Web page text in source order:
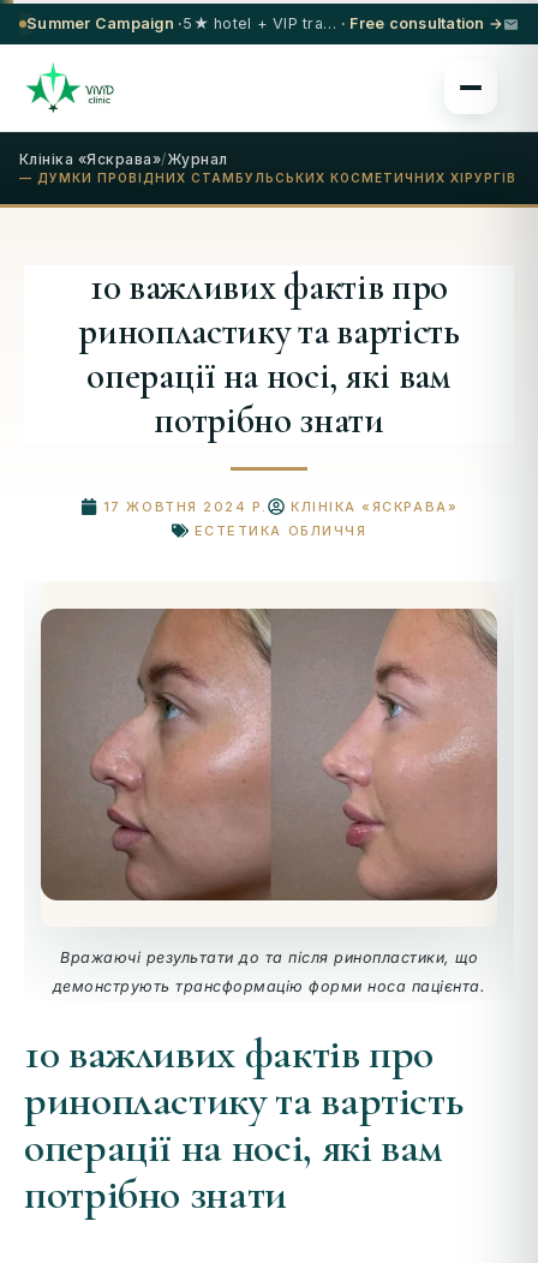
Summer Campaign · 5★ hotel + VIP transfer on select procedures · Free consultation →
Клініка «Яскрава»/Журнал
— ДУМКИ ПРОВІДНИХ СТАМБУЛЬСЬКИХ КОСМЕТИЧНИХ ХІРУРГІВ
10 важливих фактів про
ринопластику та вартість
операції на носі, які вам
потрібно знати
17 ЖОВТНЯ 2024 Р.
КЛІНІКА «ЯСКРАВА»
ЕСТЕТИКА ОБЛИЧЧЯ
Вражаючі результати до та після ринопластики, що
демонструють трансформацію форми носа пацієнта.
10 важливих фактів про
ринопластику та вартість
операції на носі, які вам
потрібно знати